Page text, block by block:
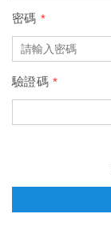
密碼
驗證碼